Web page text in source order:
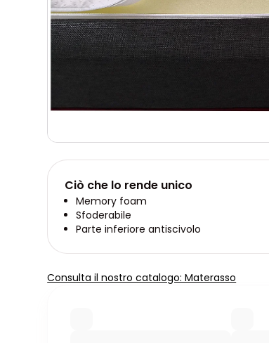
Ciò che lo rende unico
Memory foam
Sfoderabile
Parte inferiore antiscivolo
Consulta il nostro catalogo: Materasso